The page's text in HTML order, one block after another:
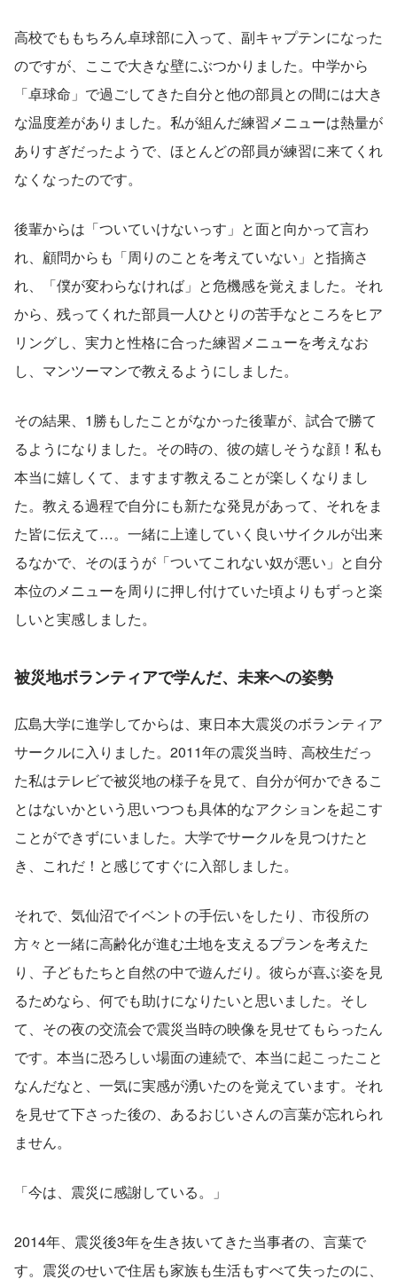
高校でももちろん卓球部に入って、副キャプテンになった
のですが、ここで大きな壁にぶつかりました。中学から
「卓球命」で過ごしてきた自分と他の部員との間には大き
な温度差がありました。私が組んだ練習メニューは熱量が
ありすぎだったようで、ほとんどの部員が練習に来てくれ
なくなったのです。
後輩からは「ついていけないっす」と面と向かって言わ
れ、顧問からも「周りのことを考えていない」と指摘さ
れ、「僕が変わらなければ」と危機感を覚えました。それ
から、残ってくれた部員一人ひとりの苦手なところをヒア
リングし、実力と性格に合った練習メニューを考えなお
し、マンツーマンで教えるようにしました。
その結果、1勝もしたことがなかった後輩が、試合で勝て
るようになりました。その時の、彼の嬉しそうな顔！私も
本当に嬉しくて、ますます教えることが楽しくなりまし
た。教える過程で自分にも新たな発見があって、それをま
た皆に伝えて…。一緒に上達していく良いサイクルが出来
るなかで、そのほうが「ついてこれない奴が悪い」と自分
本位のメニューを周りに押し付けていた頃よりもずっと楽
しいと実感しました。
被災地ボランティアで学んだ、未来への姿勢
広島大学に進学してからは、東日本大震災のボランティア
サークルに入りました。2011年の震災当時、高校生だっ
た私はテレビで被災地の様子を見て、自分が何かできるこ
とはないかという思いつつも具体的なアクションを起こす
ことができずにいました。大学でサークルを見つけたと
き、これだ！と感じてすぐに入部しました。
それで、気仙沼でイベントの手伝いをしたり、市役所の
方々と一緒に高齢化が進む土地を支えるプランを考えた
り、子どもたちと自然の中で遊んだり。彼らが喜ぶ姿を見
るためなら、何でも助けになりたいと思いました。そし
て、その夜の交流会で震災当時の映像を見せてもらったん
です。本当に恐ろしい場面の連続で、本当に起こったこと
なんだなと、一気に実感が湧いたのを覚えています。それ
を見せて下さった後の、あるおじいさんの言葉が忘れられ
ません。
「今は、震災に感謝している。」
2014年、震災後3年を生き抜いてきた当事者の、言葉で
す。震災のせいで住居も家族も生活もすべて失ったのに、